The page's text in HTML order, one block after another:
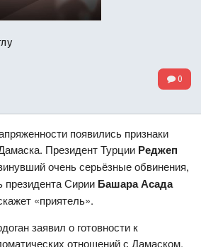
0
появились признаки
Президент Турции Реджеп
очень серьёзные обвинения,
президента Сирии Башара Асада
«приятель».
заявил о готовности к
отношений с Дамаском,